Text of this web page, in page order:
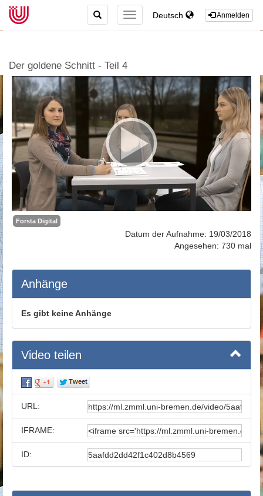
Anmelden
Deutsch
TOGGLE
NAVIGATION
TOGGLE
SEARCH
Der goldene Schnitt - Teil 4
Forsta Digital
Datum der Aufnahme: 19/03/2018
Angesehen: 730 mal
Anhänge
Es gibt keine Anhänge
Video teilen
URL:
IFRAME:
ID: